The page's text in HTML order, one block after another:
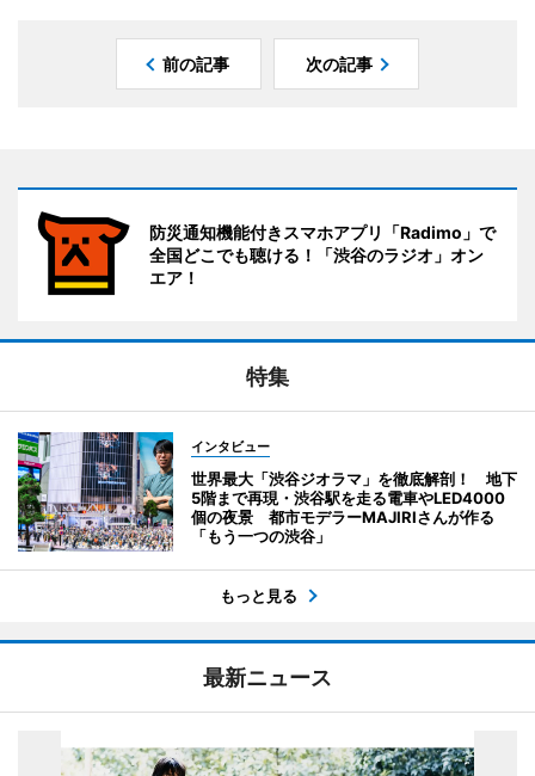
前の記事 次の記事
防災通知機能付きスマホアプリ「Radimo」で
全国どこでも聴ける！「渋谷のラジオ」オン
エア！
特集
インタビュー
世界最大「渋谷ジオラマ」を徹底解剖！ 地下
5階まで再現・渋谷駅を走る電車やLED4000
個の夜景 都市モデラーMAJIRIさんが作る
「もう一つの渋谷」
もっと見る
最新ニュース